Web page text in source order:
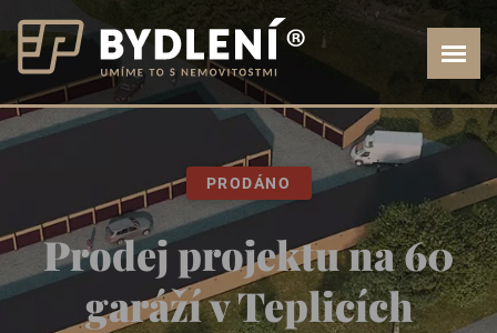
PRODÁNO
Prodej projektu na 60
garáží v Teplicích